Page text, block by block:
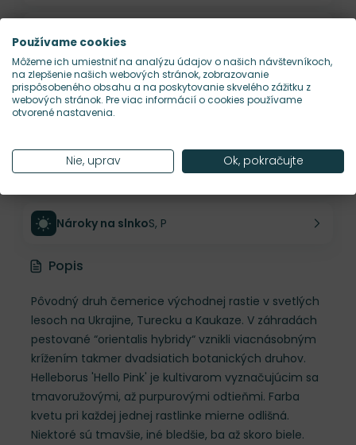
Šírka rastliny50 cm
Hustota výsadby4 ks/m²
Nároky na slnkoS, P
Popis
Pôvodný druh čemerice východnej rastie v svetlých
lesoch na Ukrajine, Turecku a Kaukaze. V záhradách
pestované “orientalis hybridy“ vznikli viacnásobným
krížením takmer dvadsiatich botanických druhov.
Helleborus 'Hello Pink' je kultivarom vyznačujúcim sa
tmavoružovými, až purpurovými odtieňmi. Farba
kvetu pri každej jednej rastlinke mierne odlišná.
Niektoré sú tmavšie, iné bledšie, ba až skoro biele.
Používame cookies
Môžeme ich umiestniť na analýzu údajov o našich návštevníkoch,
na zlepšenie našich webových stránok, zobrazovanie
prispôsobeného obsahu a na poskytovanie skvelého zážitku z
webových stránok. Pre viac informácií o cookies používame
otvorené nastavenia.
Nie, uprav Ok, pokračujte